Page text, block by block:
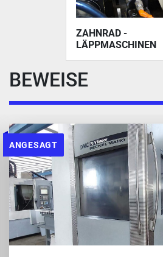
ZAHNRAD -
LÄPPMASCHINEN
BEWEISE
ANGESAGT